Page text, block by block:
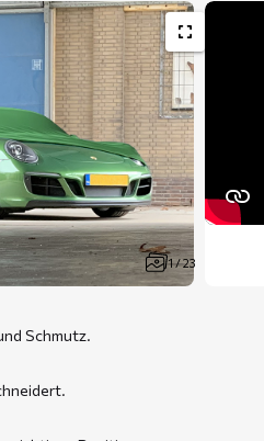
1 / 23
Schmutz.